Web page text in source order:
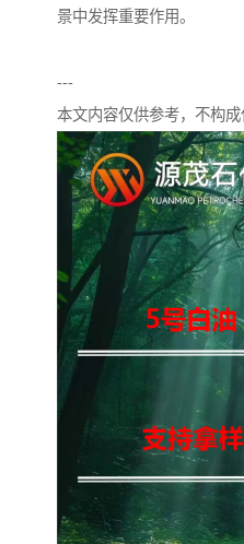
景中发挥重要作用。
---
本文内容仅供参考，不构成